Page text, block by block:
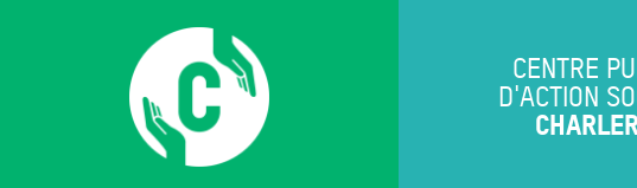
CENTRE
D'ACTION